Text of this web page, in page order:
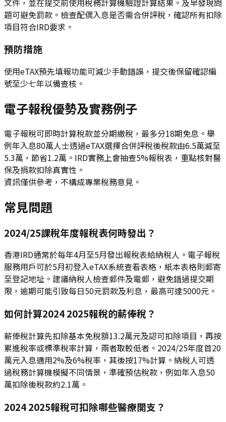
題可避免罰款。檢查配偶入息是否需合併評稅，確認所有扣除
項目符合IRD要求。
預防措施
使用eTAX預先填報功能可減少手動錯誤，提交後保留確認編
號至少七年以備查核。
電子報稅優勢及實務例子
電子報稅可即時計算稅款並分期繳稅，最多分18期免息。舉
例年入息80萬人士透過eTAX選擇合併評稅後稅款由6.5萬減至
5.3萬，節省1.2萬。IRD實務上會抽查5%報稅表，重點核對醫
保及捐款扣除真實性。
資訊僅供參考，不構成專業稅務意見。
常見問題
2024/25課稅年度報稅表何時發出？
香港IRD通常於每年4月至5月發出報稅表給納稅人。電子報稅
服務用戶可於5月初登入eTAX系統查看表格，紙本表格則郵寄
至登記地址。建議納稅人檢查郵件及電郵，避免錯過提交期
限，逾期可能引致每日50元罰款及利息，最高可達5000元。
如何計算2024 2025報稅的薪俸稅？
薪俸稅計算先扣除基本免稅額13.2萬元及認可扣除項目，再按
累進稅率或標準稅率計算，兩者取較低者。2024/25年度首20
萬元入息適用2%及6%稅率，其後按17%計算。納稅人可透
過稅務計算機模擬不同情景，準確預估稅款，例如年入息50
萬扣除後稅款約2.1萬。
2024 2025報稅可扣除哪些醫療開支？